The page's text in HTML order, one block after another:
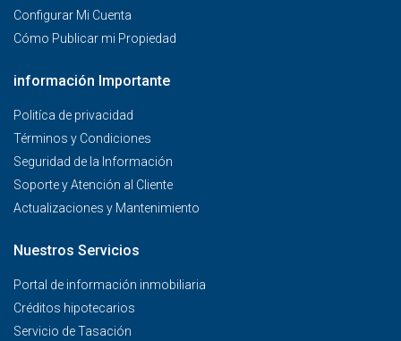
Configurar Mi Cuenta
Cómo Publicar mi Propiedad
información Importante
Politíca de privacidad
Términos y Condiciones
Seguridad de la Información
Soporte y Atención al Cliente
Actualizaciones y Mantenimiento
Nuestros Servicios
Portal de información inmobiliaria
Créditos hipotecarios
Servicio de Tasación